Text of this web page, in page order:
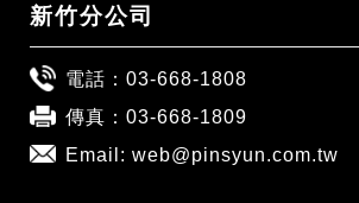
新竹分公司
電話： 03-668-1808
傳真：03-668-1809
Email: web@pinsyun.com.tw